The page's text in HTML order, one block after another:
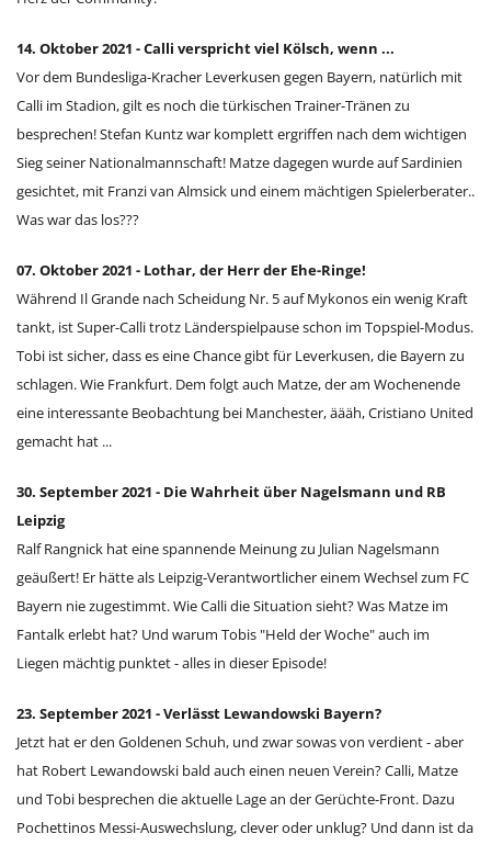
14. Oktober 2021 - Calli verspricht viel Kölsch, wenn ...
Vor dem Bundesliga-Kracher Leverkusen gegen Bayern, natürlich mit
Calli im Stadion, gilt es noch die türkischen Trainer-Tränen zu
besprechen! Stefan Kuntz war komplett ergriffen nach dem wichtigen
Sieg seiner Nationalmannschaft! Matze dagegen wurde auf Sardinien
gesichtet, mit Franzi van Almsick und einem mächtigen Spielerberater..
Was war das los???
07. Oktober 2021 - Lothar, der Herr der Ehe-Ringe!
Während Il Grande nach Scheidung Nr. 5 auf Mykonos ein wenig Kraft
tankt, ist Super-Calli trotz Länderspielpause schon im Topspiel-Modus.
Tobi ist sicher, dass es eine Chance gibt für Leverkusen, die Bayern zu
schlagen. Wie Frankfurt. Dem folgt auch Matze, der am Wochenende
eine interessante Beobachtung bei Manchester, äääh, Cristiano United
gemacht hat ...
30. September 2021 - Die Wahrheit über Nagelsmann und RB
Leipzig
Ralf Rangnick hat eine spannende Meinung zu Julian Nagelsmann
geäußert! Er hätte als Leipzig-Verantwortlicher einem Wechsel zum FC
Bayern nie zugestimmt. Wie Calli die Situation sieht? Was Matze im
Fantalk erlebt hat? Und warum Tobis "Held der Woche" auch im
Liegen mächtig punktet - alles in dieser Episode!
23. September 2021 - Verlässt Lewandowski Bayern?
Jetzt hat er den Goldenen Schuh, und zwar sowas von verdient - aber
hat Robert Lewandowski bald auch einen neuen Verein? Calli, Matze
und Tobi besprechen die aktuelle Lage an der Gerüchte-Front. Dazu
Pochettinos Messi-Auswechslung, clever oder unklug? Und dann ist da